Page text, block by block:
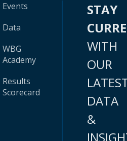
Events
Data
WBG
Academy
Results
Scorecard
STAY
WITH
OUR
DATA
&